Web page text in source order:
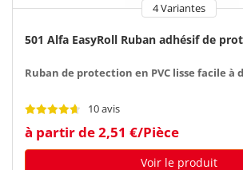
4 Variantes
501 Alfa EasyRoll Ruban adhésif de
Ruban de protection en PVC lisse facile à
10 avis
à partir de 2,51 €/Pièce
Voir le produit